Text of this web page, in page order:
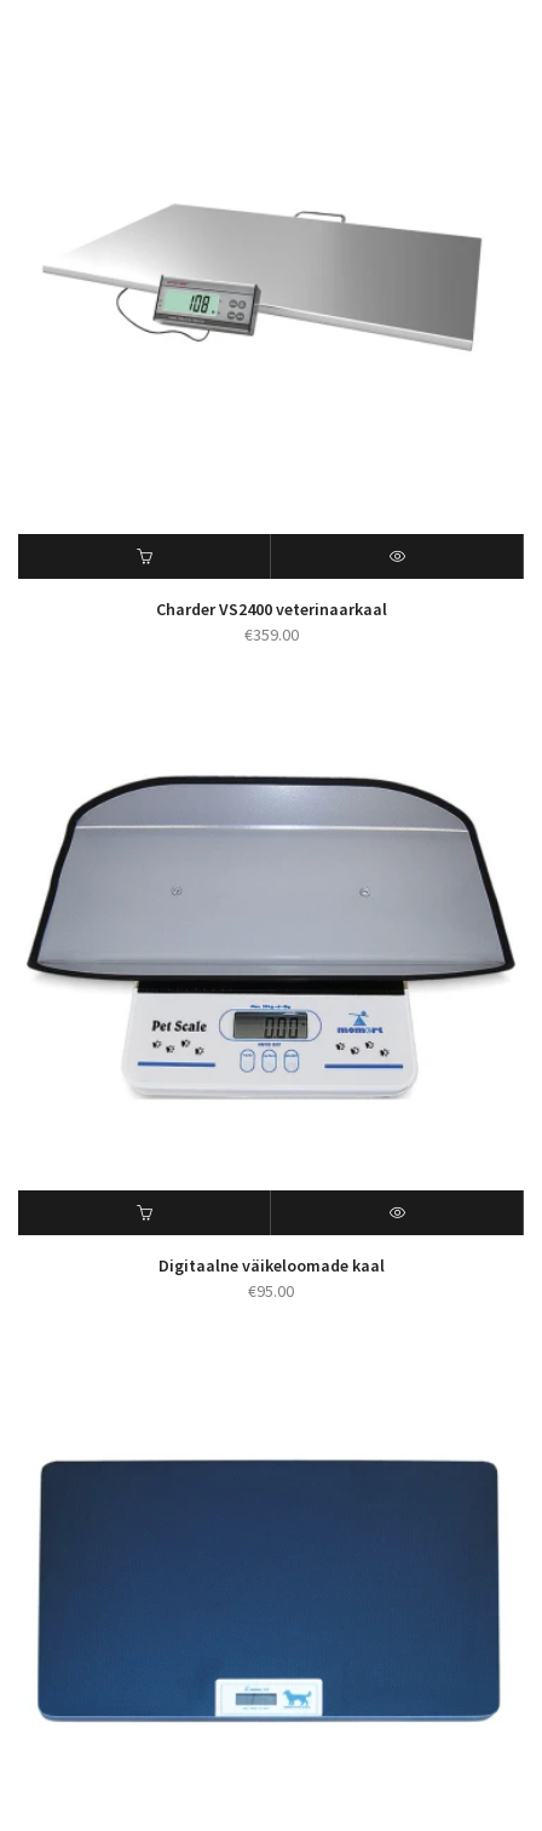
Charder VS2400 veterinaarkaal
€359.00
Digitaalne väikeloomade kaal
€95.00